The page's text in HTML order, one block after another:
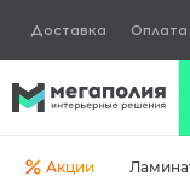
Доставка Оплата
Акции